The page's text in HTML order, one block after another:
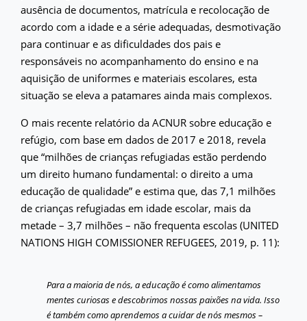
ausência de documentos, matrícula e recolocação de
acordo com a idade e a série adequadas, desmotivação
para continuar e as dificuldades dos pais e
responsáveis no acompanhamento do ensino e na
aquisição de uniformes e materiais escolares, esta
situação se eleva a patamares ainda mais complexos.
O mais recente relatório da ACNUR sobre educação e
refúgio, com base em dados de 2017 e 2018, revela
que “milhões de crianças refugiadas estão perdendo
um direito humano fundamental: o direito a uma
educação de qualidade” e estima que, das 7,1 milhões
de crianças refugiadas em idade escolar, mais da
metade – 3,7 milhões – não frequenta escolas (UNITED
NATIONS HIGH COMISSIONER REFUGEES, 2019, p. 11):
Para a maioria de nós, a educação é como alimentamos
mentes curiosas e descobrimos nossas paixões na vida. Isso
é também como aprendemos a cuidar de nós mesmos –